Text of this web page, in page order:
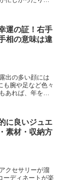
運の証！右手
相の意味は違
出の多い顔には
も腕や足など色々
あれば、年を取
に良いジュエ
素材・収納方
クセサリーが溜
ーディネートが楽